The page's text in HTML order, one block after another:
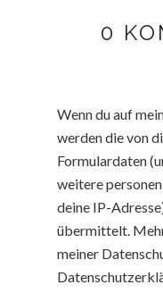
0
Wenn du auf
werden die von
Formulardaten
weitere
deine IP-
übermittelt.
meiner